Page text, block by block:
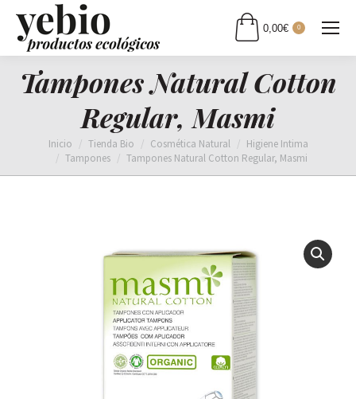
0,00€ 0
Tampones Natural Cotton
Regular, Masmi
Estás aquí:
Inicio Tienda Bio Cosmética Natural
Higiene Intima
Tampones
Tampones Natural Cotton Regular, Masmi